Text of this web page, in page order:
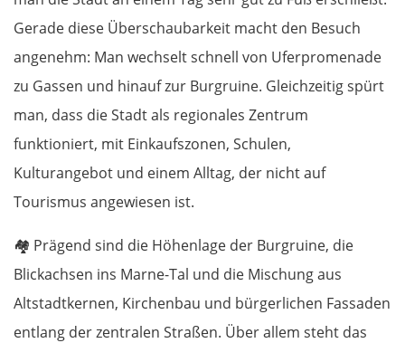
Gerade diese Überschaubarkeit macht den Besuch
angenehm: Man wechselt schnell von Uferpromenade
zu Gassen und hinauf zur Burgruine. Gleichzeitig spürt
man, dass die Stadt als regionales Zentrum
funktioniert, mit Einkaufszonen, Schulen,
Kulturangebot und einem Alltag, der nicht auf
Tourismus angewiesen ist.
🏘️ Prägend sind die Höhenlage der Burgruine, die
Blickachsen ins Marne-Tal und die Mischung aus
Altstadtkernen, Kirchenbau und bürgerlichen Fassaden
entlang der zentralen Straßen. Über allem steht das